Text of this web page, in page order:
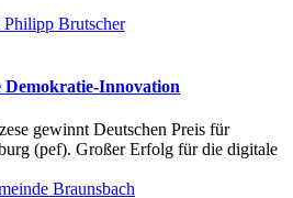
Demokratie-Innovation
gewinnt Deutschen Preis für
(pef). Großer Erfolg für die digitale